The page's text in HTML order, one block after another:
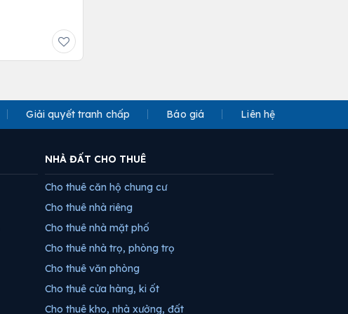
Giải quyết tranh chấp Báo giá Liên hệ
NHÀ ĐẤT CHO THUÊ
Cho thuê căn hộ chung cư
Cho thuê nhà riêng
Cho thuê nhà mặt phố
Cho thuê nhà trọ, phòng trọ
Cho thuê văn phòng
Cho thuê cửa hàng, ki ốt
Cho thuê kho, nhà xưởng, đất